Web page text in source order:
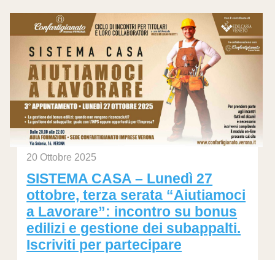
20 Ottobre 2025
SISTEMA CASA – Lunedì 27
ottobre, terza serata “Aiutiamoci
a Lavorare”: incontro su bonus
edilizi e gestione dei subappalti.
Iscriviti per partecipare